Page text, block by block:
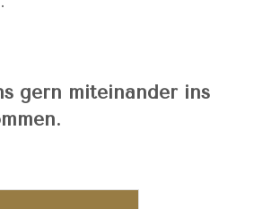
gern miteinander ins